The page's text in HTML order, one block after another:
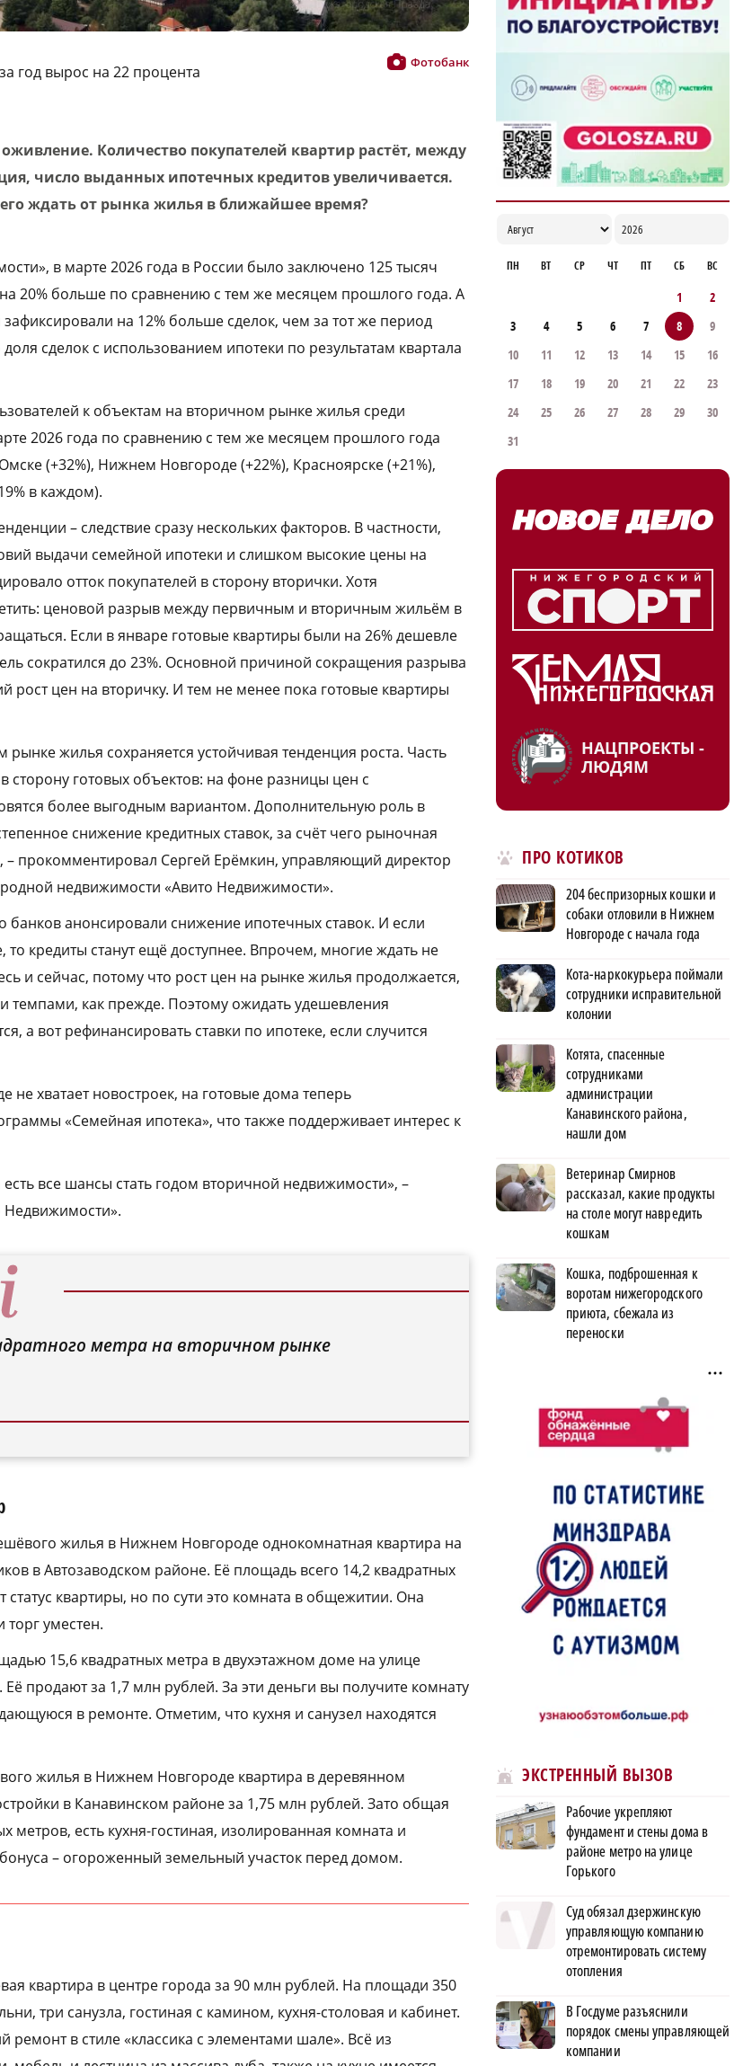
год вырос на 22 процента Фотобанк
Количество покупателей квартир растёт, между
число выданных ипотечных кредитов увеличивается.
ждать от рынка жилья в ближайшее время?
в марте 2026 года в России было заключено 125 тысяч
20% больше по сравнению с тем же месяцем прошлого года. А
зафиксировали на 12% больше сделок, чем за тот же период
сделок с использованием ипотеки по результатам квартала
к объектам на вторичном рынке жилья среди
2026 года по сравнению с тем же месяцем прошлого года
(+32%), Нижнем Новгороде (+22%), Красноярске (+21%),
в каждом).
– следствие сразу нескольких факторов. В частности,
выдачи семейной ипотеки и слишком высокие цены на
отток покупателей в сторону вторички. Хотя
ценовой разрыв между первичным и вторичным жильём в
Если в январе готовые квартиры были на 26% дешевле
сократился до 23%. Основной причиной сокращения разрыва
цен на вторичку. И тем не менее пока готовые квартиры
жилья сохраняется устойчивая тенденция роста. Часть
сторону готовых объектов: на фоне разницы цен с
более выгодным вариантом. Дополнительную роль в
снижение кредитных ставок, за счёт чего рыночная
– прокомментировал Сергей Ерёмкин, управляющий директор
недвижимости «Авито Недвижимости».
банков анонсировали снижение ипотечных ставок. И если
кредиты станут ещё доступнее. Впрочем, многие ждать не
и сейчас, потому что рост цен на рынке жилья продолжается,
темпами, как прежде. Поэтому ожидать удешевления
а вот рефинансировать ставки по ипотеке, если случится
не хватает новостроек, на готовые дома теперь
«Семейная ипотека», что также поддерживает интерес к
все шансы стать годом вторичной недвижимости», –
Недвижимости».
метра на вторичном рынке
жилья в Нижнем Новгороде однокомнатная квартира на
в Автозаводском районе. Её площадь всего 14,2 квадратных
квартиры, но по сути это комната в общежитии. Она
торг уместен.
15,6 квадратных метра в двухэтажном доме на улице
продают за 1,7 млн рублей. За эти деньги вы получите комнату
в ремонте. Отметим, что кухня и санузел находятся
жилья в Нижнем Новгороде квартира в деревянном
в Канавинском районе за 1,75 млн рублей. Зато общая
метров, есть кухня-гостиная, изолированная комната и
– огороженный земельный участок перед домом.
квартира в центре города за 90 млн рублей. На площади 350
три санузла, гостиная с камином, кухня-столовая и кабинет.
ремонт в стиле «классика с элементами шале». Всё из
Специальный концерт «Музыка
балконов» пройдет в Нижнем Новгороде
15 августа
17:06
ПН ВТ СР ЧТ ПТ СБ ВС
1
2
3
4 5 6 7 8
9
10
11 12 13 14 15
16
17
18 19 20 21 22
23
24
25 26 27 28 29
30
31
НАЦПРОЕКТЫ -
ЛЮДЯМ
ПРО КОТИКОВ
204 беспризорных кошки и
собаки отловили в Нижнем
Новгороде с начала года
Кота-наркокурьера поймали
сотрудники исправительной
колонии
Котята, спасенные
сотрудниками
администрации
Канавинского района,
нашли дом
Ветеринар Смирнов
рассказал, какие продукты
на столе могут навредить
кошкам
Кошка, подброшенная к
воротам нижегородского
приюта, сбежала из
переноски
ЭКСТРЕННЫЙ ВЫЗОВ
Рабочие укрепляют
фундамент и стены дома в
районе метро на улице
Горького
Суд обязал дзержинскую
управляющую компанию
отремонтировать систему
отопления
В Госдуме разъяснили
порядок смены управляющей
компании